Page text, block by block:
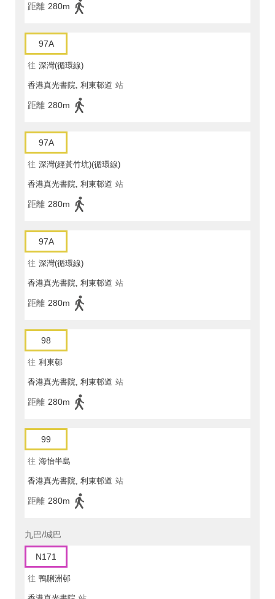
距離 280m
97A
往 深灣(循環線)
香港真光書院, 利東邨道 站
距離 280m
97A
往 深灣(經黃竹坑)(循環線)
香港真光書院, 利東邨道 站
距離 280m
97A
往 深灣(循環線)
香港真光書院, 利東邨道 站
距離 280m
98
往 利東邨
香港真光書院, 利東邨道 站
距離 280m
99
往 海怡半島
香港真光書院, 利東邨道 站
距離 280m
九巴/城巴
N171
往 鴨脷洲邨